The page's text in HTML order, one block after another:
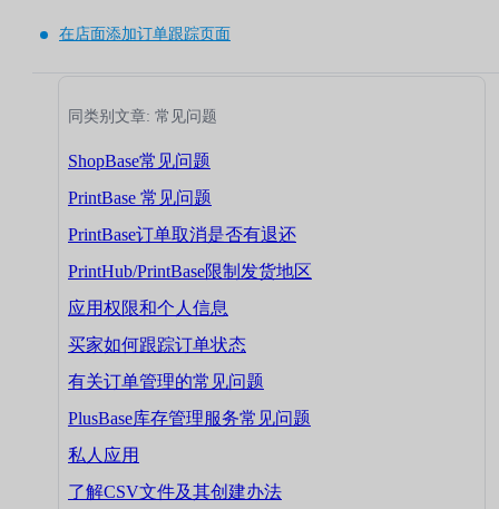
在店面添加订单跟踪页面
同类别文章: 常见问题
ShopBase常见问题
PrintBase 常见问题
PrintBase订单取消是否有退还
PrintHub/PrintBase限制发货地区
应用权限和个人信息
买家如何跟踪订单状态
有关订单管理的常见问题
PlusBase库存管理服务常见问题
私人应用
了解CSV文件及其创建办法